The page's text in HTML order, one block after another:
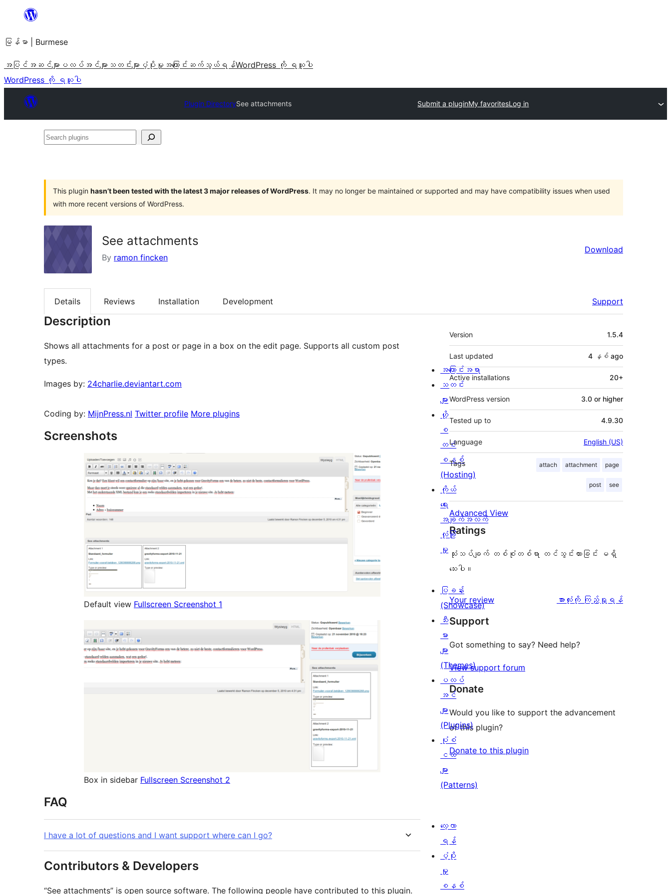
အကြောင်းအရာ
ကျော်သွား
ရန်
မြန်မာ | Burmese
အပြင်အဆင်များ ပလပ်အင်များ သတင်းများ ပံ့ပိုးမှု အကြောင်း ဆက်သွယ်ရန်WordPress ကို ရယူပါ
WordPress ကို ရယူပါ
Plugin DirectorySee attachments Submit a pluginMy favoritesLog in
Search
This plugin hasn’t been tested with the latest 3 major releases of WordPress. It may no longer be maintained or supported and may have compatibility issues when used
with more recent versions of WordPress.
See attachments
By ramon fincken
Download
Details Reviews Installation Development Support
Description
Shows all attachments for a post or page in a box on the edit page. Supports all custom post
types.
Images by: 24charlie.deviantart.com
Coding by: MijnPress.nl Twitter profile More plugins
Screenshots
Default view Fullscreen Screenshot 1
Box in sidebar Fullscreen Screenshot 2
FAQ
I have a lot of questions and I want support where can I go?
Contributors & Developers
“See attachments” is open source software. The following people have contributed to this plugin.
Meta
Version 1.5.4
Last updated 4 နှစ် ago
Active installations 20+
WordPress version 3.0 or higher
Tested up to 4.9.30
Language English (US)
Tags attach attachment page
post see
Advanced View
Ratings
သုံးသပ်ချက် တစ်စုံတစ်ရာ တင်သွင်းထားခြင်း မရှိ
သေးပါ။
Your review
သုံးသပ်
အားလုံးကို ကြည့်ရှုရန်
Support
Got something to say? Need help?
View support forum
Donate
Would you like to support the advancement
of this plugin?
Donate to this plugin
အကြောင်းအရာ
သတင်း
များ
ဟို့
စ
တင်း
စနစ်
(Hosting)
ကိုယ်
ရေး
အချက်အလက်
လုံခြုံ
မှု
ပြခန်း
(Showcase)
သီး
မား
များ
(Themes)
ပလပ်
အင်
များ
(Plugins)
ပုံစံ
ငယ်
များ
(Patterns)
လေ့လာ
ရန်
ပံ့ပိုး
မှု
စနစ်